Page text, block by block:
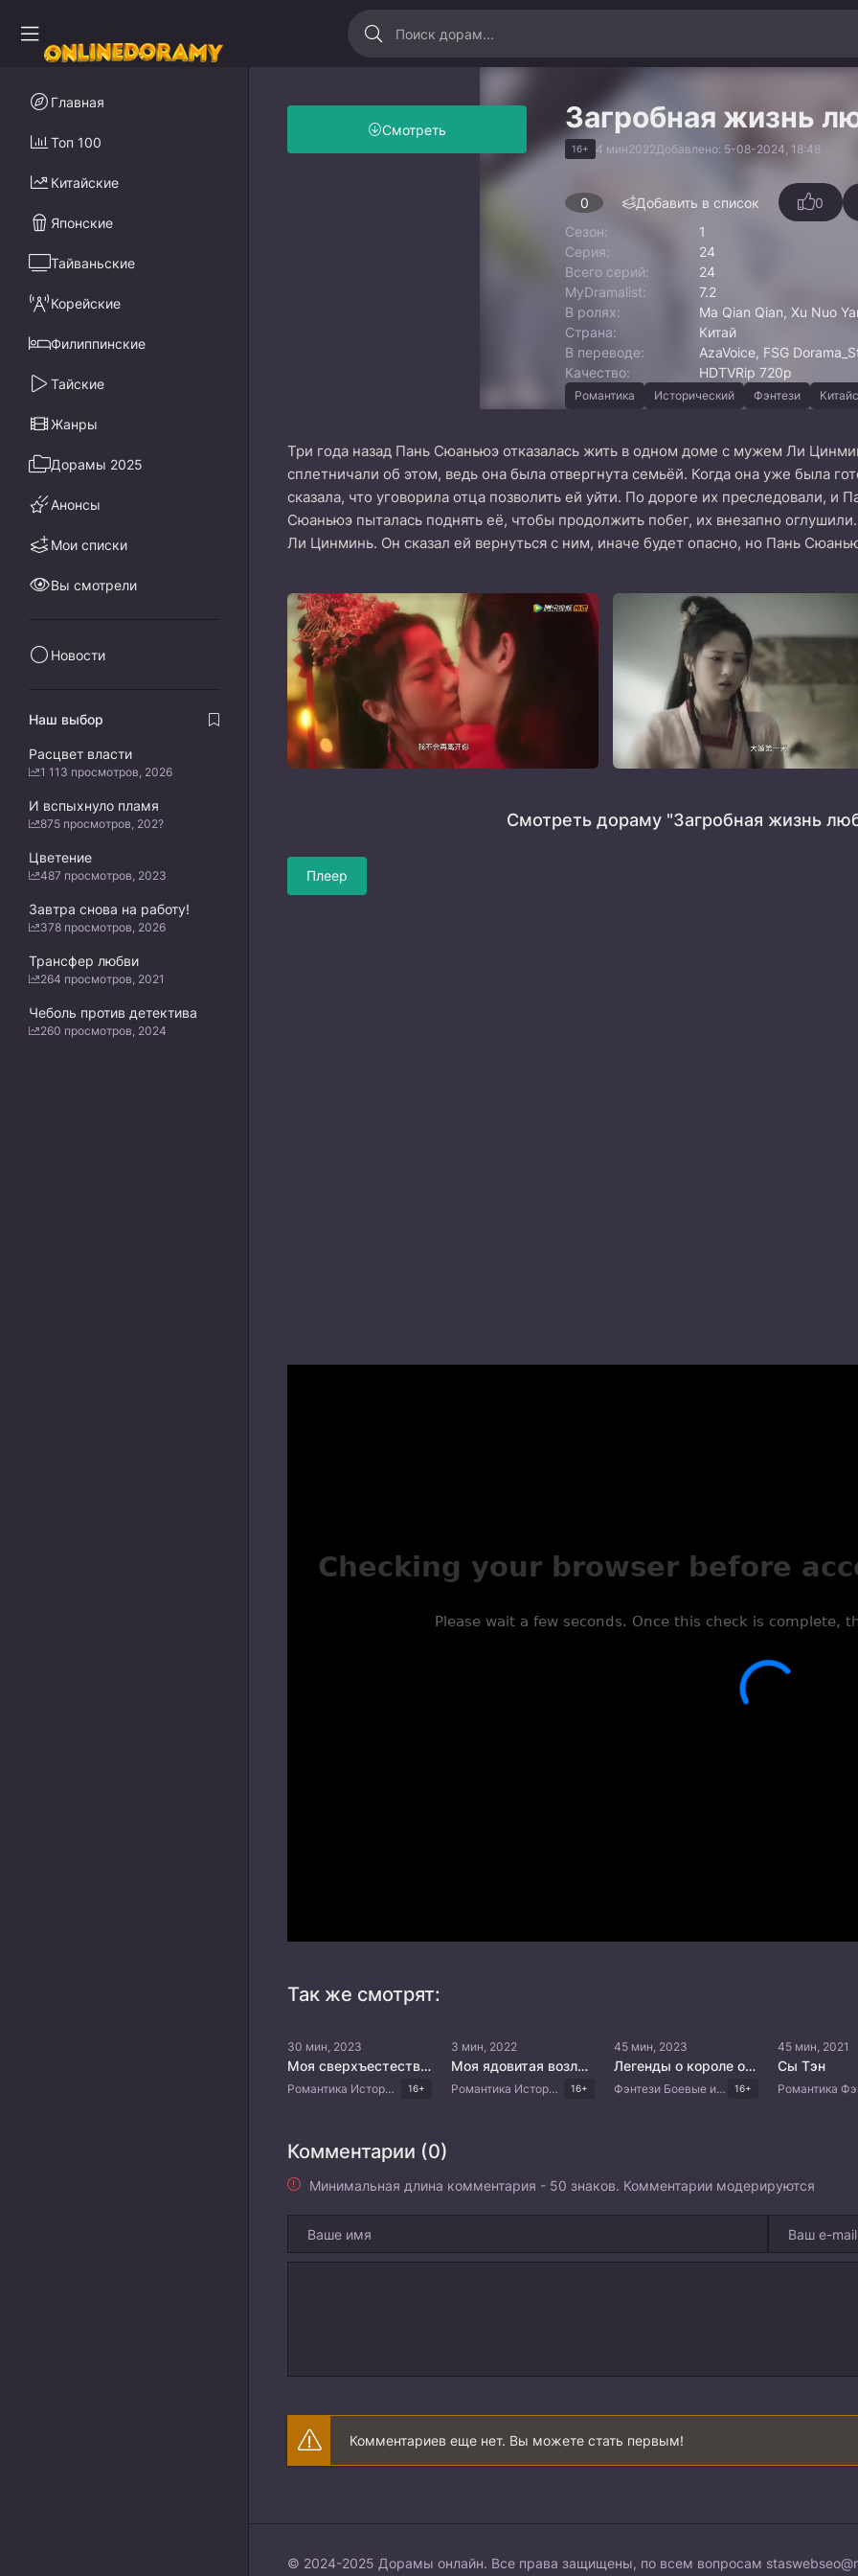
Загробная жизнь
16+ 4 мин2022Добавлено: 5-08-2024, 18:48
Смотреть
0 Добавить в список 0
Сезон:
1
Серия:
24
Всего серий:
24
MyDramalist:
7.2
В ролях:
Ma Qian Qian, Xu Nuo
Страна:
Китай
В переводе:
AzaVoice, FSG
Качество:
HDTVRip 720p
Романтика Исторический Фэнтези
Три года назад Пань Сюаньюэ отказалась жить в одном доме с мужем Ли
сплетничали об этом, ведь она была отвергнута семьёй. Когда она уже была
сказала, что уговорила отца позволить ей уйти. По дороге их преследовали, и
Сюаньюэ пыталась поднять её, чтобы продолжить побег, их внезапно
Ли Цинминь. Он сказал ей вернуться с ним, иначе будет опасно, но Пань
Смотреть дораму "Загробная жизнь
Плеер
Так же смотрят:
30 мин, 2023
Моя сверхъестественная судьба
Романтика Исторический Комедия Китайские дорамы 16+
3 мин, 2022
Моя ядовитая возлюбленная
Романтика Исторический Драма Китайские дорамы 16+
45 мин, 2023
Легенды о короле обезьян
Фэнтези Боевые искусства Китайские дорамы 16+
45 мин, 2021
Сы Тэн
Комментарии (0)
Минимальная длина комментария - 50 знаков. Комментарии модерируются
Комментариев еще нет. Вы можете стать первым!
Главная
Топ 100
Китайские
Японские
Тайваньские
Корейские
Филиппинские
Тайские
Жанры
Дорамы 2025
Анонсы
Мои списки
Вы смотрели
Новости
Наш выбор
Расцвет власти
1 113 просмотров, 2026
И вспыхнуло пламя
875 просмотров, 202?
Цветение
487 просмотров, 2023
Завтра снова на работу!
378 просмотров, 2026
Трансфер любви
264 просмотров, 2021
Чеболь против детектива
260 просмотров, 2024
© 2024-2025 Дорамы онлайн. Все права защищены, по всем вопросам